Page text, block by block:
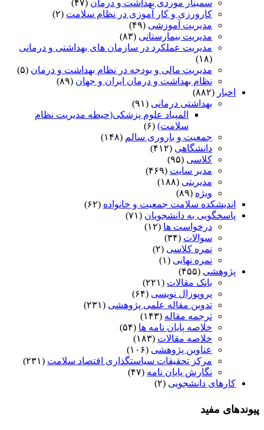
سمینار موردی بهداشت و درمان (۴۷)
کارورزی و کار آموزی در نظام سلامت (۲)
مدیریت آموزشی (۴۹)
مدیریت بیمارستانی (۸۳)
مدیریت عملکرد در سازمان های بهداشتی و درمانی
(۱۸)
مدیریت مالی و بودجه در نظام بهداشت و درمان (۵)
نظام بهداشت و درمان ایران و جهان (۸۹)
اخبار (۸۸۲)
بهداشتی درمانی (۹۱)
المپیاد علوم پزشکی(حیطه مدیریت نظام
سلامت) (۶)
جمعیت و باروری سالم (۱۴۸)
دانشگاهی (۴۱۲)
کلاسی (۹۵)
مدیر سایت (۴۶۹)
مدیریتی (۱۸۸)
ویژه (۸۹)
اندیشکده سلامت جمعیت و خانواده (۶۲)
پاسخگویی به دانشجویان (۷۱)
درخواست ها (۱۲)
سوالات (۳۴)
نمره کلاسی (۲)
نمره نهایی (۱)
پژوهشی (۴۵۵)
بانک مقالات (۲۲۱)
پروپوزال نویسی (۶۴)
تدوین مقاله علمی پژوهشی (۲۳۱)
ترجمه مقاله (۱۴۳)
خلاصه پایان نامه ها (۵۴)
خلاصه مقالات (۱۸۳)
عناوین پژوهشی (۱۰۶)
مرکز تحقیقات سیاستگذاری اقتصاد سلامت (۲۳۱)
نگارش پایان نامه (۴۷)
کارهای دانشجویی (۲)
پیوندهای مفید